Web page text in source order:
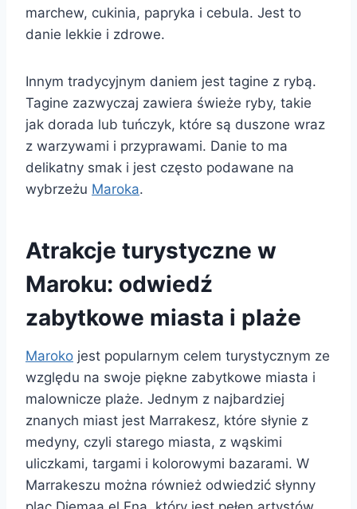
marchew, cukinia, papryka i cebula. Jest to
danie lekkie i zdrowe.
Innym tradycyjnym daniem jest tagine z rybą.
Tagine zazwyczaj zawiera świeże ryby, takie
jak dorada lub tuńczyk, które są duszone wraz
z warzywami i przyprawami. Danie to ma
delikatny smak i jest często podawane na
wybrzeżu Maroka.
Atrakcje turystyczne w
Maroku: odwiedź
zabytkowe miasta i plaże
Maroko jest popularnym celem turystycznym ze
względu na swoje piękne zabytkowe miasta i
malownicze plaże. Jednym z najbardziej
znanych miast jest Marrakesz, które słynie z
medyny, czyli starego miasta, z wąskimi
uliczkami, targami i kolorowymi bazarami. W
Marrakeszu można również odwiedzić słynny